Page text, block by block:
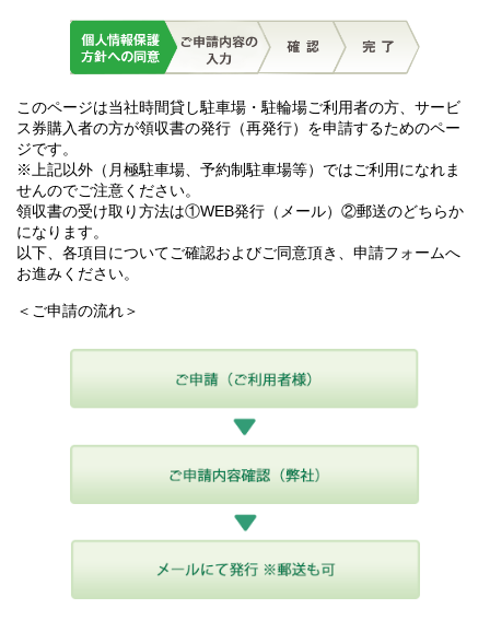
このページは当社時間貸し駐車場・駐輪場ご利用者の方、サービ
ス券購入者の方が領収書の発行（再発行）を申請するためのペー
ジです。
※上記以外（月極駐車場、予約制駐車場等）ではご利用になれま
せんのでご注意ください。
領収書の受け取り方法は①WEB発行（メール）②郵送のどちらか
になります。
以下、各項目についてご確認およびご同意頂き、申請フォームへ
お進みください。
＜ご申請の流れ＞